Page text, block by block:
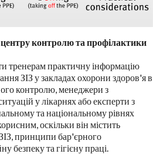
контролю та профілактики
тренерам практичну інформацію
ЗІЗ у закладах охорони здоров'я в
контролю, менеджери з
у лікарнях або експерти з
та національному рівнях
оскільки він містить
принципи бар'єрного
безпеку та гігієну праці.